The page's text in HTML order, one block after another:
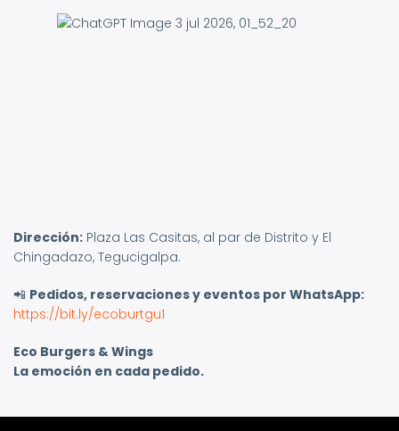
Dirección: Plaza Las Casitas, al par de Distrito y El
Chingadazo, Tegucigalpa.
📲 Pedidos, reservaciones y eventos por WhatsApp:
https://bit.ly/ecoburtgu1
Eco Burgers & Wings
La emoción en cada pedido.